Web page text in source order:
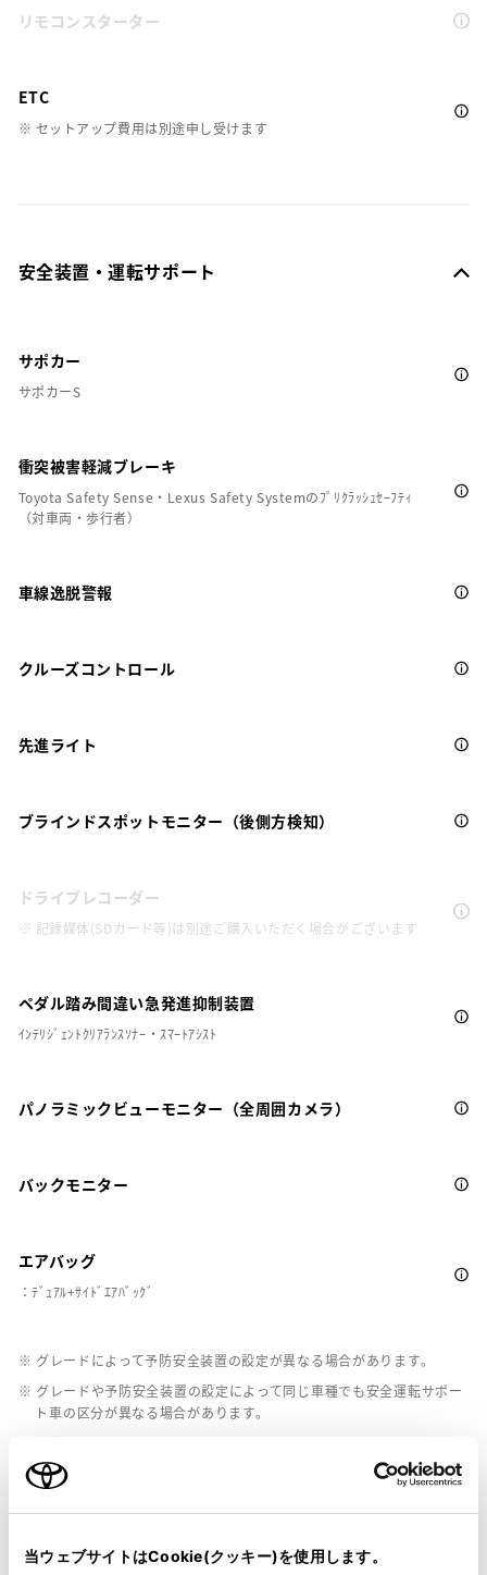
当ウェブサイトはCookie(クッキー)を使用します。
リモコンスターター
ETC
※ セットアップ費用は別途申し受けます
安全装置・運転サポート
サポカー
サポカーS
衝突被害軽減ブレーキ
Toyota Safety Sense・Lexus Safety Systemのﾌﾟﾘｸﾗｯｼｭｾｰﾌﾃｨ
（対車両・歩行者）
車線逸脱警報
クルーズコントロール
先進ライト
ブラインドスポットモニター（後側方検知）
ドライブレコーダー
※ 記録媒体(SDカード等)は別途ご購入いただく場合がございます
ペダル踏み間違い急発進抑制装置
ｲﾝﾃﾘｼﾞｪﾝﾄｸﾘｱﾗﾝｽｿﾅｰ・ｽﾏｰﾄｱｼｽﾄ
パノラミックビューモニター（全周囲カメラ）
バックモニター
エアバッグ
：ﾃﾞｭｱﾙ+ｻｲﾄﾞｴｱﾊﾞｯｸﾞ
※ グレードによって予防安全装置の設定が異なる場合があります。
※ グレードや予防安全装置の設定によって同じ車種でも安全運転サポー
ト車の区分が異なる場合があります。
す。また、道路状況、車両状態、天候等により作動しない場合があり
ます。詳しくは、販売店スタッフにおたずねください。
※ 予防安全装置はドライバーの安全運転を支援するためのものです。機